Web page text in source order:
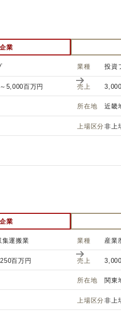
業
5,000百万円
業種 投資
売上
所在地 近畿
上場区分 非上
業
集運搬業
百万円
業種 産業
売上
所在地 関東
上場区分 非上